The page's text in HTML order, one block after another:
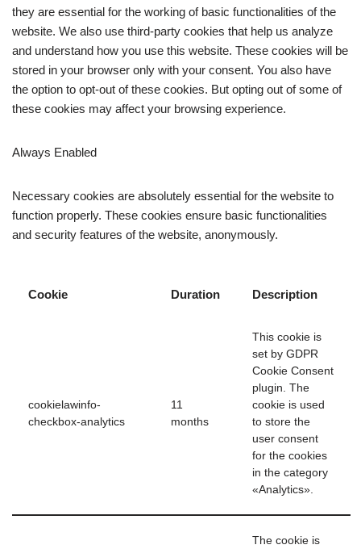
they are essential for the working of basic functionalities of the
website. We also use third-party cookies that help us analyze
and understand how you use this website. These cookies will be
stored in your browser only with your consent. You also have
the option to opt-out of these cookies. But opting out of some of
these cookies may affect your browsing experience.
Always Enabled
Necessary cookies are absolutely essential for the website to
function properly. These cookies ensure basic functionalities
and security features of the website, anonymously.
Cookie Duration Description
cookielawinfo-
checkbox-analytics
11
months
This cookie is
set by GDPR
Cookie Consent
plugin. The
cookie is used
to store the
user consent
for the cookies
in the category
«Analytics».
The cookie is